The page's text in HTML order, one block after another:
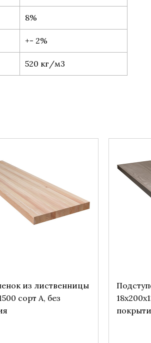
8%
+- 2%
520 кг/м3
из лиственницы
сорт А, без